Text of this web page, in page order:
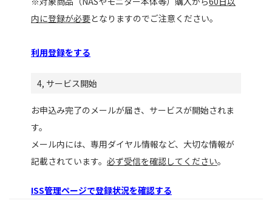
内に登録が必要となりますのでご注意ください。
利用登録をする
4, サービス開始
お申込み完了のメールが届き、サービスが開始されま
す。
メール内には、専用ダイヤル情報など、大切な情報が
記載されています。 必ず受信を確認してください。
ISS管理ページで登録状況を確認する